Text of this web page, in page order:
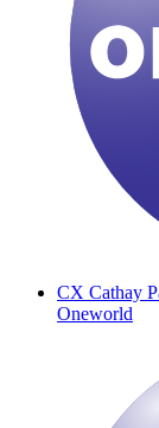
CX Cathay
Oneworld